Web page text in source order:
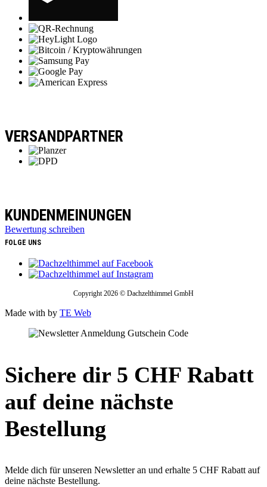
VERSANDPARTNER
KUNDENMEINUNGEN
Bewertung schreiben
FOLGE UNS
Copyright 2026 © Dachzelthimmel GmbH
Made with by TE Web
Sichere dir 5 CHF Rabatt
auf deine nächste
Bestellung
Melde dich für unseren Newsletter an und erhalte 5 CHF Rabatt auf
deine nächste Bestellung.